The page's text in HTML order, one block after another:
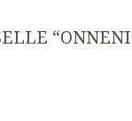
“ONNENI